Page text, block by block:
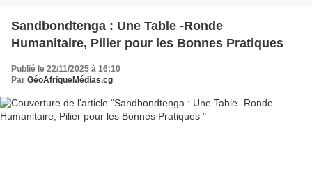
Sandbondtenga : Une Table -Ronde
Humanitaire, Pilier pour les Bonnes Pratiques
Publié le 22/11/2025 à 16:10
Par GéoAfriqueMédias.cg